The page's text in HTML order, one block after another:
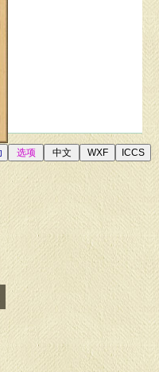
马６进５
21.
车七进三
马１进３
马５退４
车七进一
24.
卒５进１
25.
炮五平二
车九平七